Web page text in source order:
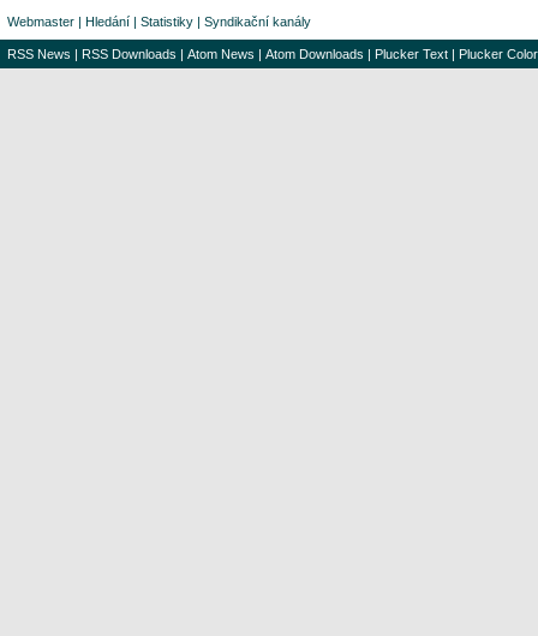
Webmaster | Hledání | Statistiky | Syndikační kanály
RSS News | RSS Downloads | Atom News | Atom Downloads | Plucker Text | Plucker Color